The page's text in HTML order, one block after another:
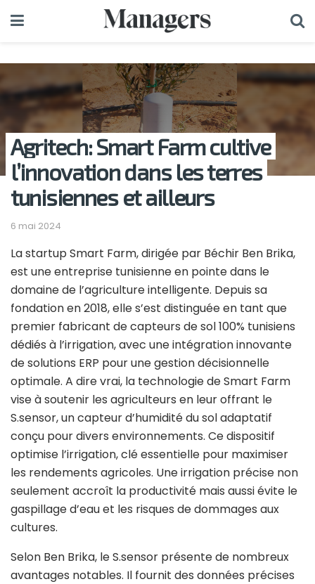
Agritech: Smart Farm cultive
l’innovation dans les terres
tunisiennes et ailleurs
6 mai 2024
La startup Smart Farm, dirigée par Béchir Ben Brika,
est une entreprise tunisienne en pointe dans le
domaine de l’agriculture intelligente. Depuis sa
fondation en 2018, elle s’est distinguée en tant que
premier fabricant de capteurs de sol 100% tunisiens
dédiés à l’irrigation, avec une intégration innovante
de solutions ERP pour une gestion décisionnelle
optimale. A dire vrai, la technologie de Smart Farm
vise à soutenir les agriculteurs en leur offrant le
S.sensor, un capteur d’humidité du sol adaptatif
conçu pour divers environnements. Ce dispositif
optimise l’irrigation, clé essentielle pour maximiser
les rendements agricoles. Une irrigation précise non
seulement accroît la productivité mais aussi évite le
gaspillage d’eau et les risques de dommages aux
cultures.
Selon Ben Brika, le S.sensor présente de nombreux
avantages notables. Il fournit des données précises